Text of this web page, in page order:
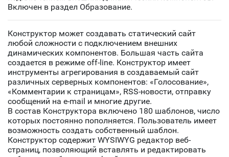
Включен в раздел Образование.
Конструктор может создавать статический сайт
любой сложности с подключением внешних
динамических компонентов. Большая часть сайта
создается в режиме off-line. Конструктор имеет
инструменты агрегирования в создаваемый сайт
различных серверных компонентов: «Голосование»,
«Комментарии к страницам», RSS-новости, отправку
сообщений на e-mail и многие другие.
В состав Конструктора включено 180 шаблонов, число
которых постоянно пополняется. Пользователь имеет
возможность создать собственный шаблон.
Конструктор содержит WYSIWYG редактор веб-
страниц, позволяющий вставлять и редактировать